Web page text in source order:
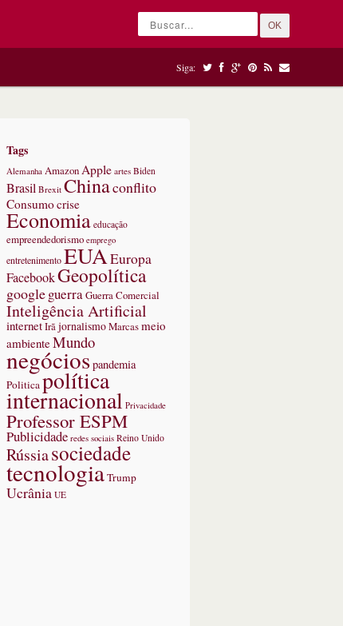
OK
Siga:
Tags
Alemanha Amazon Apple artes Biden
Brasil Brexit Chinaconflito
Consumocrise
Economia educação
empreendedorismo emprego
entretenimentoEUAEuropa
FacebookGeopolítica
googleguerraGuerra Comercial
Inteligência Artificial
internetIrãjornalismoMarcasmeio
ambienteMundo
negóciospandemia
Politicapolítica
internacional Privacidade
Professor ESPM
Publicidade redes sociais Reino Unido
Rússiasociedade
tecnologiaTrump
Ucrânia UE